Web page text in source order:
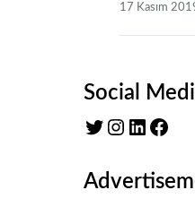
17 Kasım
Social
Twitter
Instagram LinkedIn Facebook